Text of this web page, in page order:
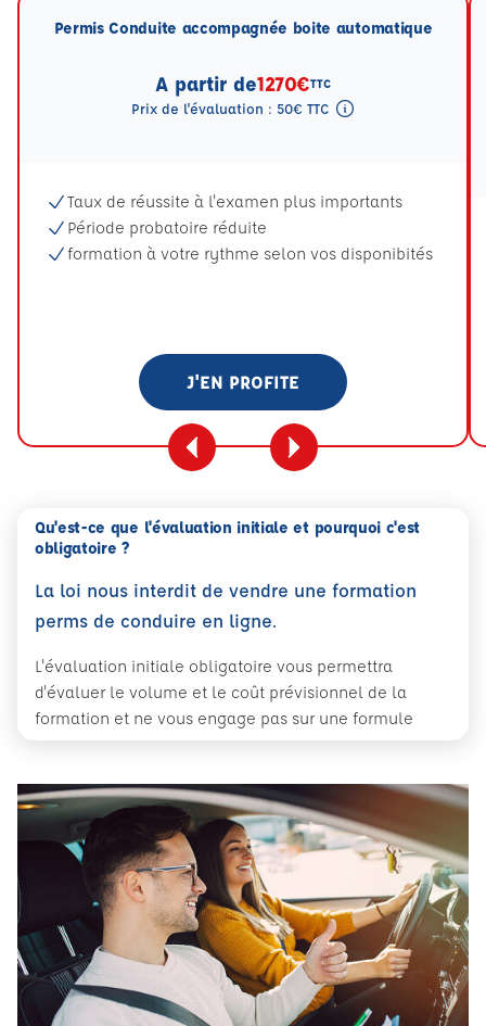
Permis Conduite accompagnée boite automatique
A partir de1270€TTC
Prix de l'évaluation : 50€ TTC
Taux de réussite à l'examen plus importants
Période probatoire réduite
formation à votre rythme selon vos disponibités
J'EN PROFITE
Qu'est-ce que l'évaluation initiale et pourquoi c'est
obligatoire ?
La loi nous interdit de vendre une formation
perms de conduire en ligne.
L'évaluation initiale obligatoire vous permettra
d'évaluer le volume et le coût prévisionnel de la
formation et ne vous engage pas sur une formule